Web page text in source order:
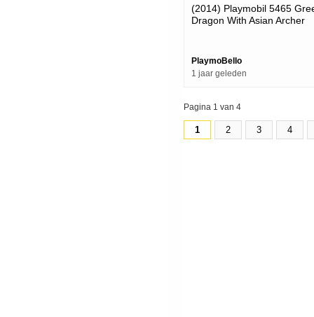
(2014) Playmobil 5465
Dragon With Asian Archer
PlaymoBello
1 jaar geleden
Pagina 1 van 4
1 2 3 4